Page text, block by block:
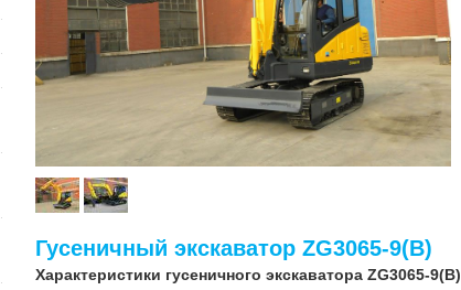
Гусеничный экскаватор ZG3065-9(B)
Характеристики гусеничного экскаватора ZG3065-9(B)